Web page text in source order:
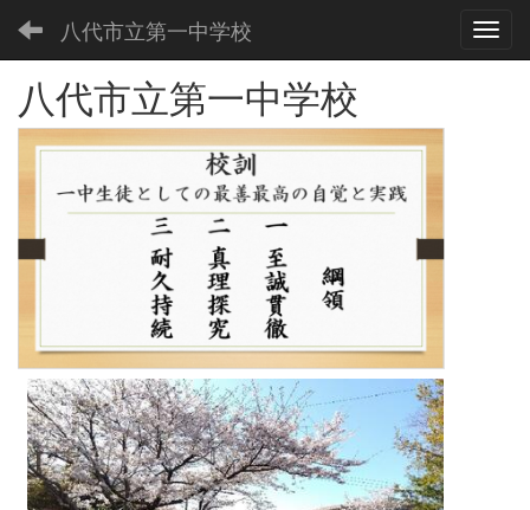
八代市立第一中学校
八代市立第一中学校